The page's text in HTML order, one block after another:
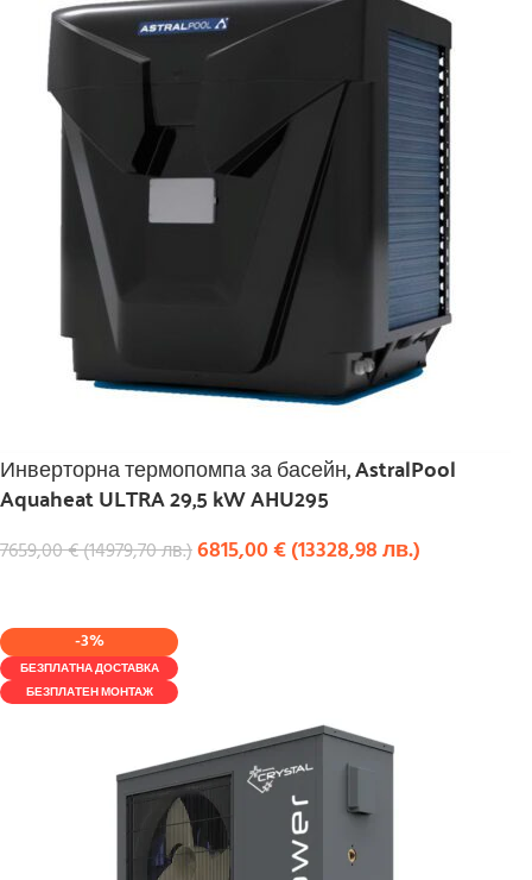
Инверторна термопомпа за басейн, AstralPool
Aquaheat ULTRA 29,5 kW AHU295
7659,00€(14979,70лв.)6815,00€(13328,98лв.)
-3%
БЕЗПЛАТНА ДОСТАВКА
БЕЗПЛАТЕН МОНТАЖ